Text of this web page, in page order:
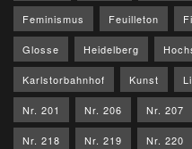
Feminismus Feuilleton
Glosse Heidelberg
Karlstorbahnhof Kunst
Nr. 201 Nr. 206 Nr. 207
Nr. 218 Nr. 219 Nr. 220